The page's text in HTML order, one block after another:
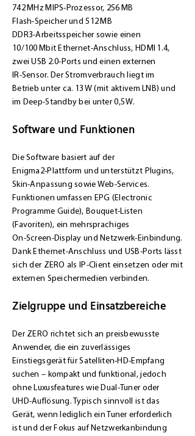
742 MHz MIPS‑Prozessor, 256 MB
Flash‑Speicher und 512 MB
DDR3‑Arbeitsspeicher sowie einen
10/100 Mbit Ethernet‑Anschluss, HDMI 1.4,
zwei USB 2.0‑Ports und einen externen
IR‑Sensor. Der Stromverbrauch liegt im
Betrieb unter ca. 13 W (mit aktivem LNB) und
im Deep‑Standby bei unter 0,5 W.
Software und Funktionen
Die Software basiert auf der
Enigma2‑Plattform und unterstützt Plugins,
Skin‑Anpassung sowie Web‑Services.
Funktionen umfassen EPG (Electronic
Programme Guide), Bouquet‑Listen
(Favoriten), ein mehrsprachiges
On‑Screen‑Display und Netzwerk‑Einbindung.
Dank Ethernet‑Anschluss und USB‑Ports lässt
sich der ZERO als IP‑Client einsetzen oder mit
externen Speichermedien verbinden.
Zielgruppe und Einsatzbereiche
Der ZERO richtet sich an preisbewusste
Anwender, die ein zuverlässiges
Einstiegsgerät für Satelliten‑HD‑Empfang
suchen – kompakt und funktional, jedoch
ohne Luxusfeatures wie Dual‑Tuner oder
UHD‑Auflösung. Typisch sinnvoll ist das
Gerät, wenn lediglich ein Tuner erforderlich
ist und der Fokus auf Netzwerkanbindung